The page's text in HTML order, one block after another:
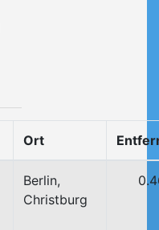
Ort
Berlin,
Christburg